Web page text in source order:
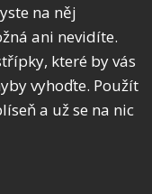
na něj
ani nevidíte.
které by vás
vyhoďte. Použít
a už se na nic